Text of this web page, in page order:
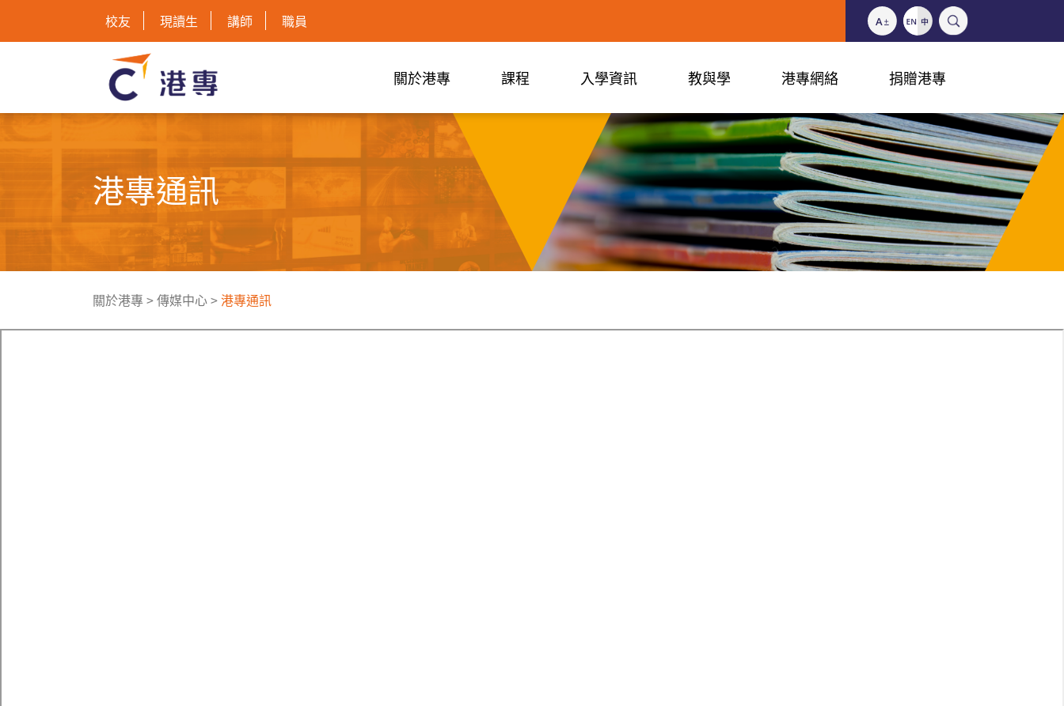
校友 現讀生 講師 職員
關於港專 課程 入學資訊 教與學 港專網絡 捐贈港專
港專通訊
關於港專>傳媒中心>港專通訊